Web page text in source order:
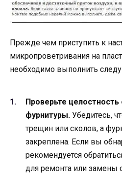
Прежде чем приступить к
микропроветривания на
необходимо выполнить
Проверьте
фурнитуры. Убедитесь,
трещин или сколов, а
закреплена. Если вы
рекомендуется
для ремонта или замены